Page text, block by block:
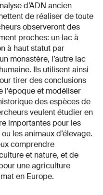
d’ADN ancien
de réaliser de toute
observeront des
proches: un lac à
à haut statut par
monastère, l’autre lac
Ils utilisent ainsi
tirer des conclusions
l’époque et modéliser
des espèces de
veulent étudier en
importantes pour les
les animaux d’élevage.
comprendre
et nature, et de
une agriculture
en Europe.